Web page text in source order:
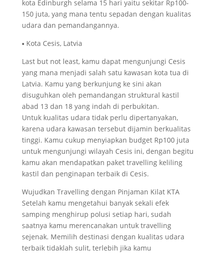
kota Edinburgh selama 15 hari yaitu sekitar Rp100-
150 juta, yang mana tentu sepadan dengan kualitas
udara dan pemandangannya.
▪ Kota Cesis, Latvia
Last but not least, kamu dapat mengunjungi Cesis
yang mana menjadi salah satu kawasan kota tua di
Latvia. Kamu yang berkunjung ke sini akan
disuguhkan oleh pemandangan struktural kastil
abad 13 dan 18 yang indah di perbukitan.
Untuk kualitas udara tidak perlu dipertanyakan,
karena udara kawasan tersebut dijamin berkualitas
tinggi. Kamu cukup menyiapkan budget Rp100 juta
untuk mengunjungi wilayah Cesis ini, dengan begitu
kamu akan mendapatkan paket travelling keliling
kastil dan penginapan terbaik di Cesis.
Wujudkan Travelling dengan Pinjaman Kilat KTA
Setelah kamu mengetahui banyak sekali efek
samping menghirup polusi setiap hari, sudah
saatnya kamu merencanakan untuk travelling
sejenak. Memilih destinasi dengan kualitas udara
terbaik tidaklah sulit, terlebih jika kamu